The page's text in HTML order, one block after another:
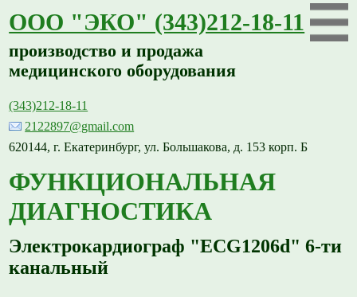
ООО "ЭКО" (343)212-18-11
производство и продажа
медицинского оборудования
(343)212-18-11
2122897@gmail.com
620144, г. Екатеринбург, ул. Большакова, д. 153 корп. Б
ФУНКЦИОНАЛЬНАЯ
ДИАГНОСТИКА
Электрокардиограф "ECG1206d" 6-ти
канальный